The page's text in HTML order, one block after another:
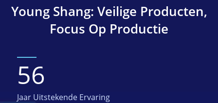
Young Shang: Veilige Producten,
Focus Op Productie
56
Jaar Uitstekende Ervaring